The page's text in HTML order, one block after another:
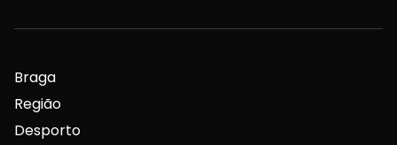
Braga
Região
Desporto